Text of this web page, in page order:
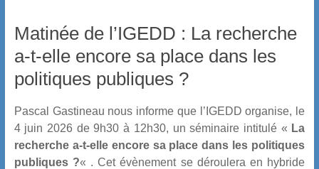
Matinée de l’IGEDD : La recherche
a-t-elle encore sa place dans les
politiques publiques ?
Pascal Gastineau nous informe que l’IGEDD organise, le
4 juin 2026 de 9h30 à 12h30, un séminaire intitulé « La
recherche a-t-elle encore sa place dans les politiques
publiques ?« . Cet évènement se déroulera en hybride